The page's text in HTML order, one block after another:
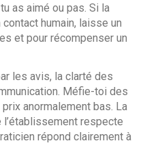
as aimé ou pas. Si la
contact humain, laisse un
et pour récompenser un
les avis, la clarté des
Méfie-toi des
anormalement bas. La
respecte
répond clairement à